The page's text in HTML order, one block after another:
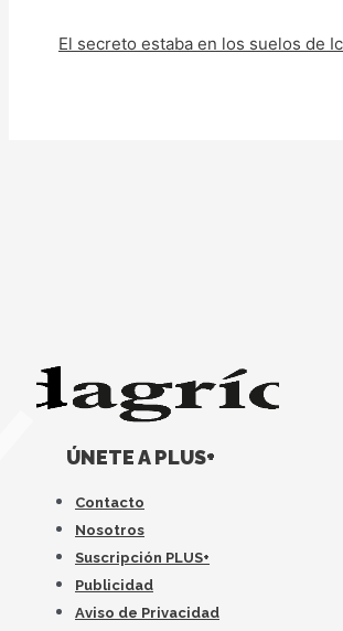
El secreto estaba en los suelos de
ÚNETE A PLUS+
Contacto
Nosotros
Suscripción PLUS+
Publicidad
Aviso de Privacidad